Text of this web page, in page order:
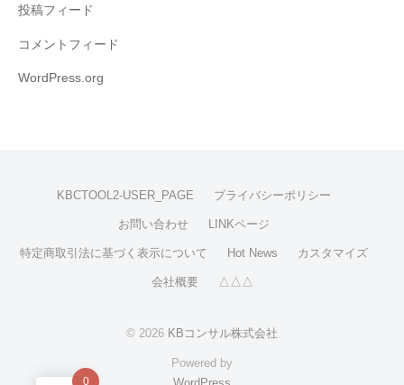
投稿フィード
コメントフィード
WordPress.org
KBCTOOL2-USER_PAGE プライバシーポリシー
お問い合わせ LINKページ
特定商取引法に基づく表示について Hot News カスタマイズ
会社概要 △△△
© 2026 KBコンサル株式会社
Powered by
0